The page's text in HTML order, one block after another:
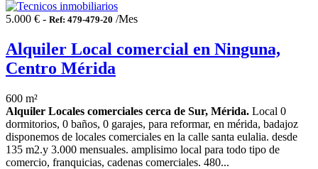
5.000 € - Ref: 479-479-20 /Mes
Alquiler Local comercial en Ninguna,
Centro Mérida
600 m²
Alquiler Locales comerciales cerca de Sur, Mérida. Local 0
dormitorios, 0 baños, 0 garajes, para reformar, en mérida, badajoz
disponemos de locales comerciales en la calle santa eulalia. desde
135 m2.y 3.000 mensuales. amplisimo local para todo tipo de
comercio, franquicias, cadenas comerciales. 480...